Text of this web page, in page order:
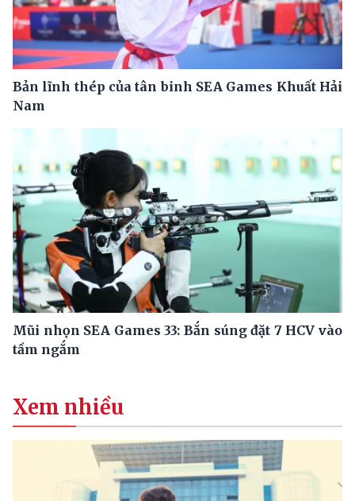
Bản lĩnh thép của tân binh SEA Games Khuất Hải
Nam
Mũi nhọn SEA Games 33: Bắn súng đặt 7 HCV vào
tầm ngắm
Xem nhiều